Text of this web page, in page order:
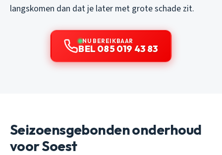
langskomen dan dat je later met grote schade zit.
NU BEREIKBAAR
BEL 085 019 43 83
Seizoensgebonden onderhoud
voor Soest